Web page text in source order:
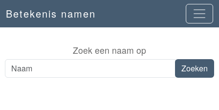
Betekenis namen
Zoek een naam op